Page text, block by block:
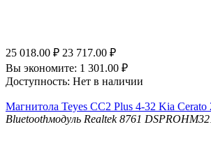
25 018.00 ₽ 23 717.00 ₽
Вы экономите: 1 301.00 ₽
Доступность: Нет в наличии
Магнитола Teyes CC2 Plus 4-32 Kia
Bluetoothмодуль Realtek 8761 DSP